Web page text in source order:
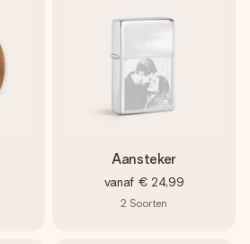
Aansteker
vanaf € 24,99
2 Soorten